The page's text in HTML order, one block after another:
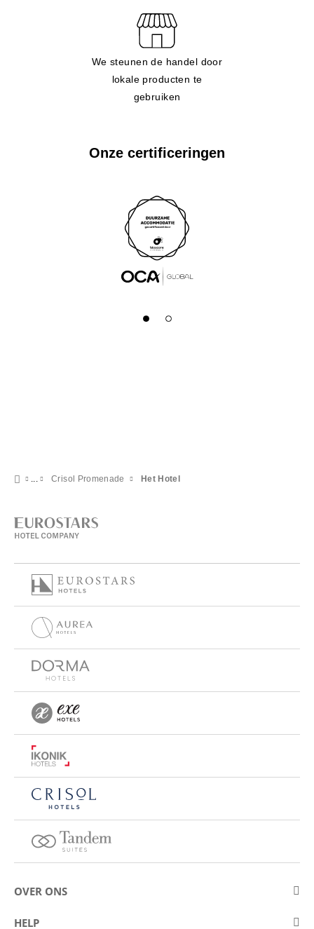
We steunen de handel door
lokale producten te
gebruiken
Onze certificeringen
Crisol Promenade Het Hotel
OVER ONS
Over Eurostars Hotel Company
HELP